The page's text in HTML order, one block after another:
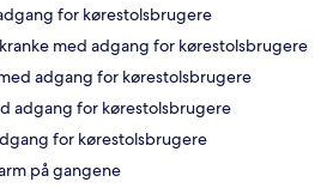
for kørestolsbrugere
med adgang for kørestolsbrugere
adgang for kørestolsbrugere
adgang for kørestolsbrugere
for kørestolsbrugere
på gangene